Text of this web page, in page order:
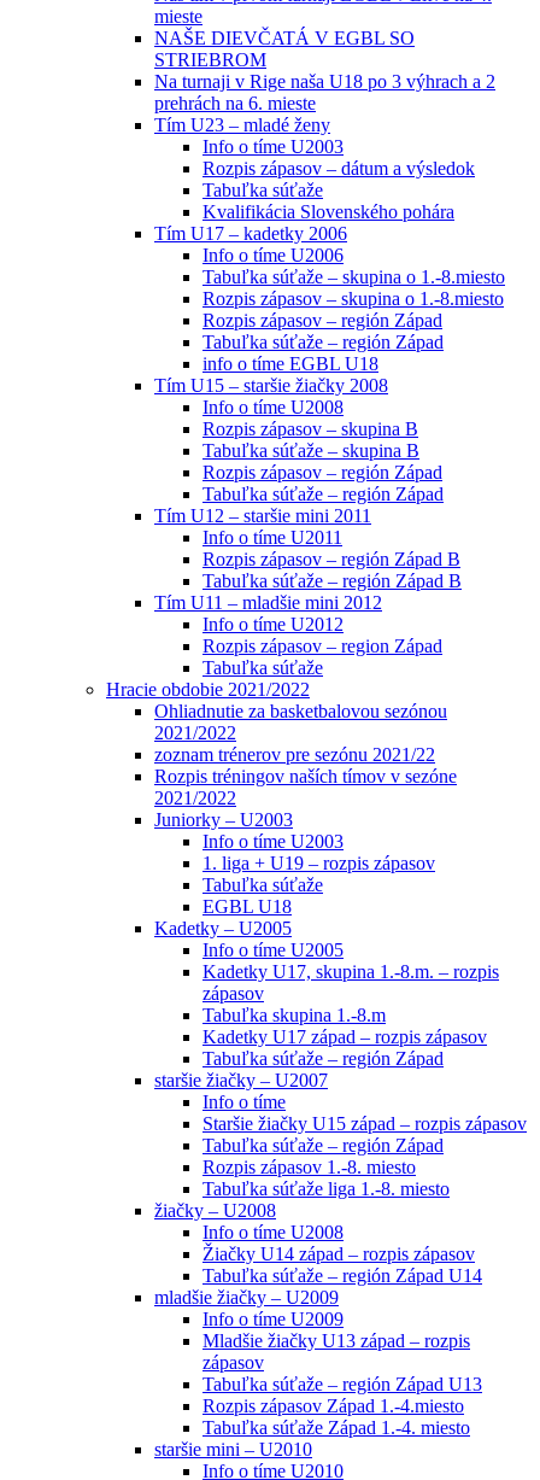
mieste
NAŠE DIEVČATÁ V EGBL SO
STRIEBROM
Na turnaji v Rige naša U18 po 3 výhrach a 2
prehrách na 6. mieste
Tím U23 – mladé ženy
Info o tíme U2003
Rozpis zápasov – dátum a výsledok
Tabuľka súťaže
Kvalifikácia Slovenského pohára
Tím U17 – kadetky 2006
Info o tíme U2006
Tabuľka súťaže – skupina o 1.-8.miesto
Rozpis zápasov – skupina o 1.-8.miesto
Rozpis zápasov – región Západ
Tabuľka súťaže – región Západ
info o tíme EGBL U18
Tím U15 – staršie žiačky 2008
Info o tíme U2008
Rozpis zápasov – skupina B
Tabuľka súťaže – skupina B
Rozpis zápasov – región Západ
Tabuľka súťaže – región Západ
Tím U12 – staršie mini 2011
Info o tíme U2011
Rozpis zápasov – región Západ B
Tabuľka súťaže – región Západ B
Tím U11 – mladšie mini 2012
Info o tíme U2012
Rozpis zápasov – region Západ
Tabuľka súťaže
Hracie obdobie 2021/2022
Ohliadnutie za basketbalovou sezónou
2021/2022
zoznam trénerov pre sezónu 2021/22
Rozpis tréningov naších tímov v sezóne
2021/2022
Juniorky – U2003
Info o tíme U2003
1. liga + U19 – rozpis zápasov
Tabuľka súťaže
EGBL U18
Kadetky – U2005
Info o tíme U2005
Kadetky U17, skupina 1.-8.m. – rozpis
zápasov
Tabuľka skupina 1.-8.m
Kadetky U17 západ – rozpis zápasov
Tabuľka súťaže – región Západ
staršie žiačky – U2007
Info o tíme
Staršie žiačky U15 západ – rozpis zápasov
Tabuľka súťaže – región Západ
Rozpis zápasov 1.-8. miesto
Tabuľka súťaže liga 1.-8. miesto
žiačky – U2008
Info o tíme U2008
Žiačky U14 západ – rozpis zápasov
Tabuľka súťaže – región Západ U14
mladšie žiačky – U2009
Info o tíme U2009
Mladšie žiačky U13 západ – rozpis
zápasov
Tabuľka súťaže – región Západ U13
Rozpis zápasov Západ 1.-4.miesto
Tabuľka súťaže Západ 1.-4. miesto
staršie mini – U2010
Info o tíme U2010